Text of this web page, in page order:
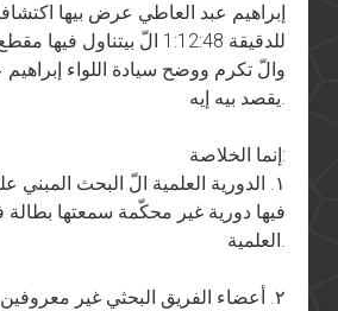
إبراهيم عبد العاطي عرض بيها
للدقيقة 1:12:48 الّ بيتناول
والّ تكرم ووضح سيادة اللواء
يقصد بيه إيه.
إنما الخلاصة:
١. الدورية العلمية الّ البحث المبني
فيها دورية غير محكّمة سمعتها
العلمية.
٢. أعضاء الفريق البحثي غير